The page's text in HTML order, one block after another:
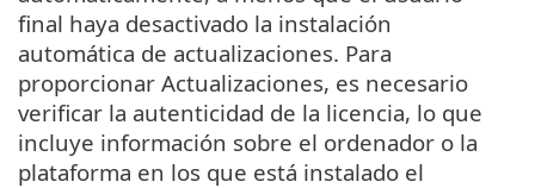
final haya desactivado la instalación
automática de actualizaciones. Para
proporcionar Actualizaciones, es necesario
verificar la autenticidad de la licencia, lo que
incluye información sobre el ordenador o la
plataforma en los que está instalado el